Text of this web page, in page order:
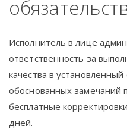
Исполнитель в лице
ответственность за
качества в
обоснованных замечаний
бесплатные
дней.